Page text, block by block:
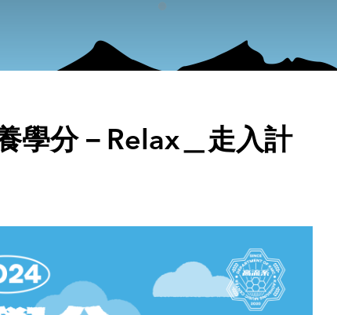
學分－Relax＿走入計